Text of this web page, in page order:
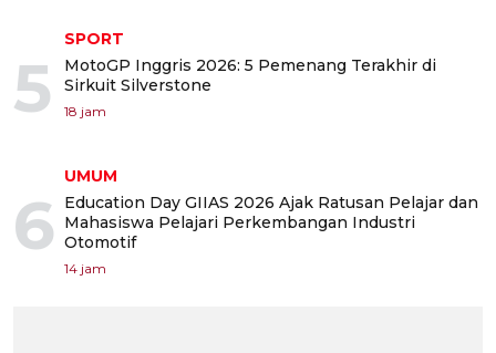
5
SPORT
MotoGP Inggris 2026: 5 Pemenang Terakhir di
Sirkuit Silverstone
18 jam
6
UMUM
Education Day GIIAS 2026 Ajak Ratusan Pelajar dan
Mahasiswa Pelajari Perkembangan Industri
Otomotif
14 jam